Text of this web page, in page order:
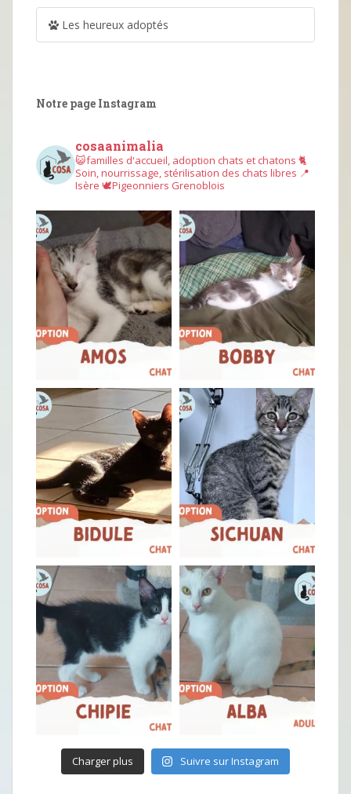
Les heureux adoptés
Notre page Instagram
cosaanimalia
😺familles d'accueil, adoption chats et chatons 🐈
Soin, nourrissage, stérilisation des chats libres 📍
Isère 🕊︎Pigeonniers Grenoblois
Charger plus Suivre sur Instagram